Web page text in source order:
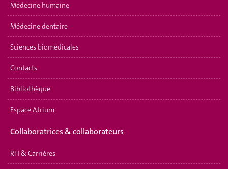
Médecine humaine
Médecine dentaire
Sciences biomédicales
Contacts
Bibliothèque
Espace Atrium
Collaboratrices & collaborateurs
RH & Carrières